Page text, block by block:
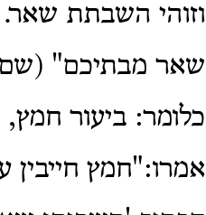
וזוהי השבתת
שאר מבתיכם" (שם
כלומר: ביעור
אמרו:"חמץ